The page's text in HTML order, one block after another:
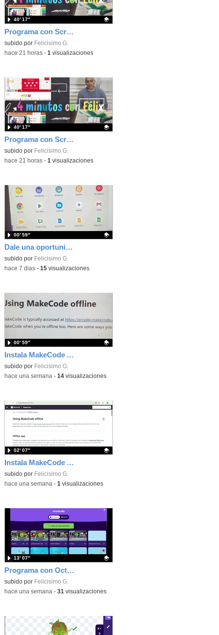
Programa con Scratch, 8 diferentes juegos para vivir la emoción de los partidos de España en el mundial 2026
Contenido educativo.
subido por Felicisimo G.
40′ 17″
-hace 21 horas- 1 visualizaciones
Programa con Scratch juegos con los partidos del mundial 2026 ganados por España
Contenido educativo.
subido por Felicisimo G.
40′ 17″
-hace 21 horas- 1 visualizaciones
Dale una oportunidad a los Chromebooks y utiliza un proyector para realizar talleres si no tienes pantallas táctiles
Contenido educativo.
subido por Felicisimo G.
00′ 59″
-hace 7 dias- 15visualizaciones
Instala MakeCode Arcade para trabajar offline en tu tablet, ordenador, Chromebook
Contenido educativo.
subido por Felicisimo G.
00′ 59″
-hace una semana - 14visualizaciones
Instala MakeCode Arcade offline para programar grandes juegos sin necesidad de Internet
Contenido educativo.
subido por Felicisimo G.
02′ 07″
-hace una semana - 1 visualizaciones
Programa con OctoStudio, un juego de disparos contra Zombies con un cargador basado en el House of the dead
Contenido educativo.
subido por Felicisimo G.
13′ 07″
-hace una semana - 31 visualizaciones